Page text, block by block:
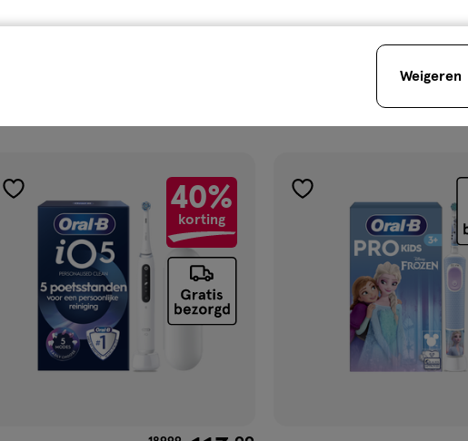
Limiet bereikt.Je kan
40%
korting
toevoegen
verlanglijst
toevoegen
verlanglijst
Weigeren